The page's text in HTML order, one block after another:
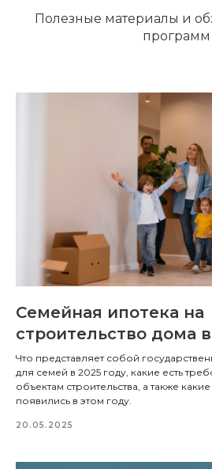
Полезные материалы и
программ
Семейная ипотека на
строительство дома
Что представляет собой
для семей в 2025 году, какие есть
объектам строительства, а также
появились в этом году.
20.05.2025